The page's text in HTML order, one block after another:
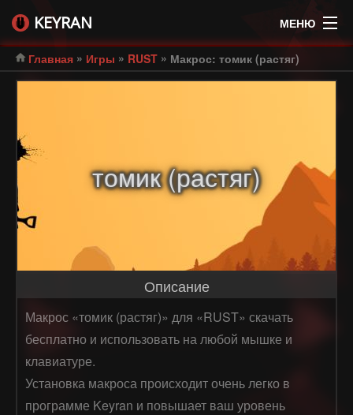
KEYRAN МЕНЮ
Главная » Игры » RUST » Макрос: томик (растяг)
томик (растяг)
Описание
Макрос «томик (растяг)» для «RUST» скачать
бесплатно и использовать на любой мышке и
клавиатуре.
Установка макроса происходит очень легко в
программе Keyran и повышает ваш уровень